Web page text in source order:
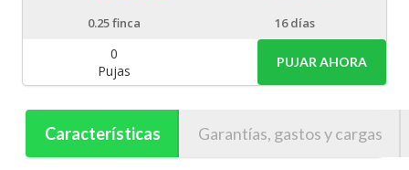
0.25finca 16 días
0
Pujas
PUJAR AHORA
Características Garantías, gastos y cargas